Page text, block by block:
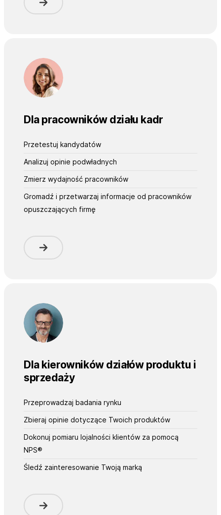
Dla pracowników działu kadr
Przetestuj kandydatów
Analizuj opinie podwładnych
Zmierz wydajność pracowników
Gromadź i przetwarzaj informacje od pracowników
opuszczających firmę
Dla kierowników działów produktu i
sprzedaży
Przeprowadzaj badania rynku
Zbieraj opinie dotyczące Twoich produktów
Dokonuj pomiaru lojalności klientów za pomocą
NPS®
Śledź zainteresowanie Twoją marką